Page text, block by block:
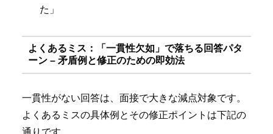
た」
よくあるミス：「一貫性欠如」で落ちる回答パタ
ーン – 矛盾例と修正のための即効法
一貫性がない回答は、面接で大きな減点対象です。
よくあるミスの具体例とその修正ポイントは下記の
通りです。